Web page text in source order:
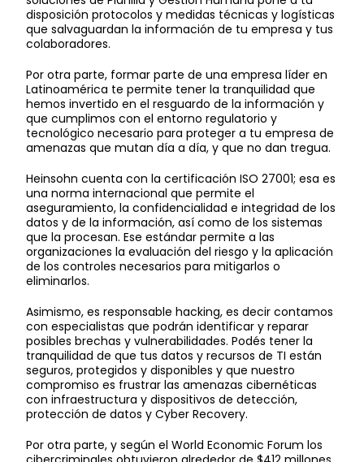
disposición protocolos y medidas técnicas y logísticas
que salvaguardan la información de tu empresa y tus
colaboradores.
Por otra parte, formar parte de una empresa líder en
Latinoamérica te permite tener la tranquilidad que
hemos invertido en el resguardo de la información y
que cumplimos con el entorno regulatorio y
tecnológico necesario para proteger a tu empresa de
amenazas que mutan día a día, y que no dan tregua.
Heinsohn cuenta con la certificación ISO 27001; esa es
una norma internacional que permite el
aseguramiento, la confidencialidad e integridad de los
datos y de la información, así como de los sistemas
que la procesan. Ese estándar permite a las
organizaciones la evaluación del riesgo y la aplicación
de los controles necesarios para mitigarlos o
eliminarlos.
Asimismo, es responsable hacking, es decir contamos
con especialistas que podrán identificar y reparar
posibles brechas y vulnerabilidades. Podés tener la
tranquilidad de que tus datos y recursos de TI están
seguros, protegidos y disponibles y que nuestro
compromiso es frustrar las amenazas cibernéticas
con infraestructura y dispositivos de detección,
protección de datos y Cyber Recovery.
Por otra parte, y según el World Economic Forum los